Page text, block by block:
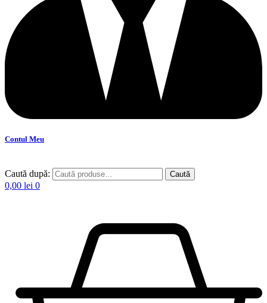
Contul Meu
Caută după: Caută
0,00 lei 0